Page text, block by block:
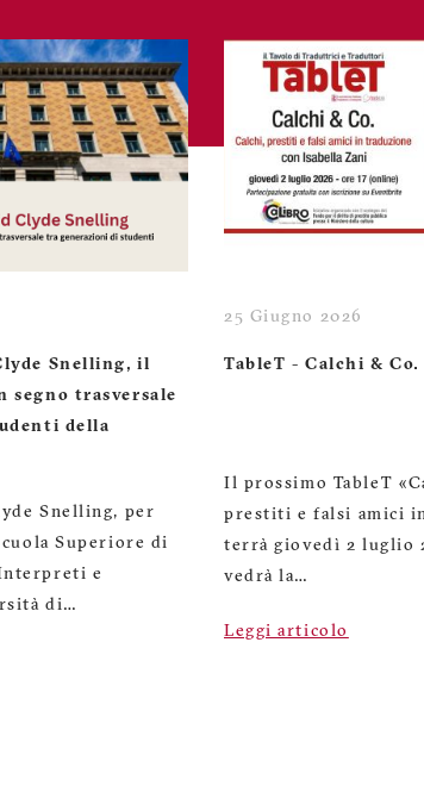
Snelling, il
segno trasversale
della
Snelling, per
Superiore di
e
di…
25 Giugno 2026
TableT - Calchi & Co.
Il prossimo TableT
prestiti e falsi amici
terrà giovedì 2 luglio
vedrà la…
Leggi articolo